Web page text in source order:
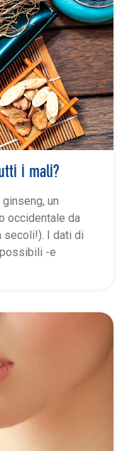
i mali?
un
occidentale da
secoli!). I dati di
-e